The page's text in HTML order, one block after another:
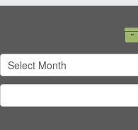
Treasures
for: